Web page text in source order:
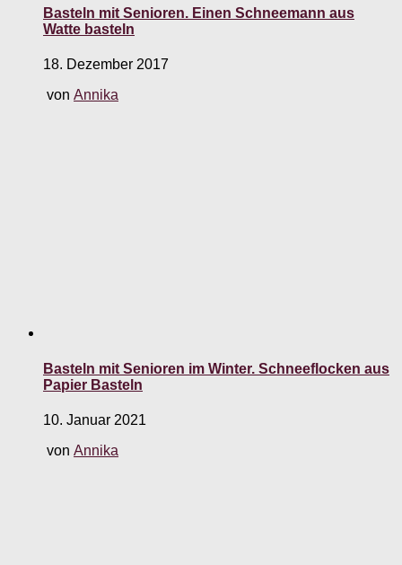
Basteln mit Senioren. Einen Schneemann aus
Watte basteln
18. Dezember 2017
von Annika
Basteln mit Senioren im Winter. Schneeflocken aus
Papier Basteln
10. Januar 2021
von Annika